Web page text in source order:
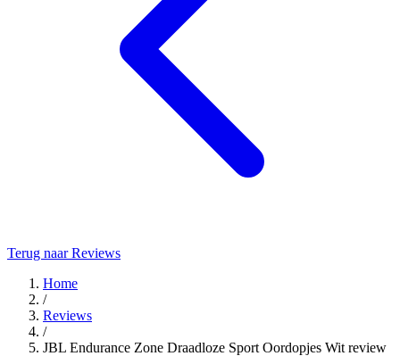
Terug naar Reviews
Home
/
Reviews
/
JBL Endurance Zone Draadloze Sport Oordopjes Wit review